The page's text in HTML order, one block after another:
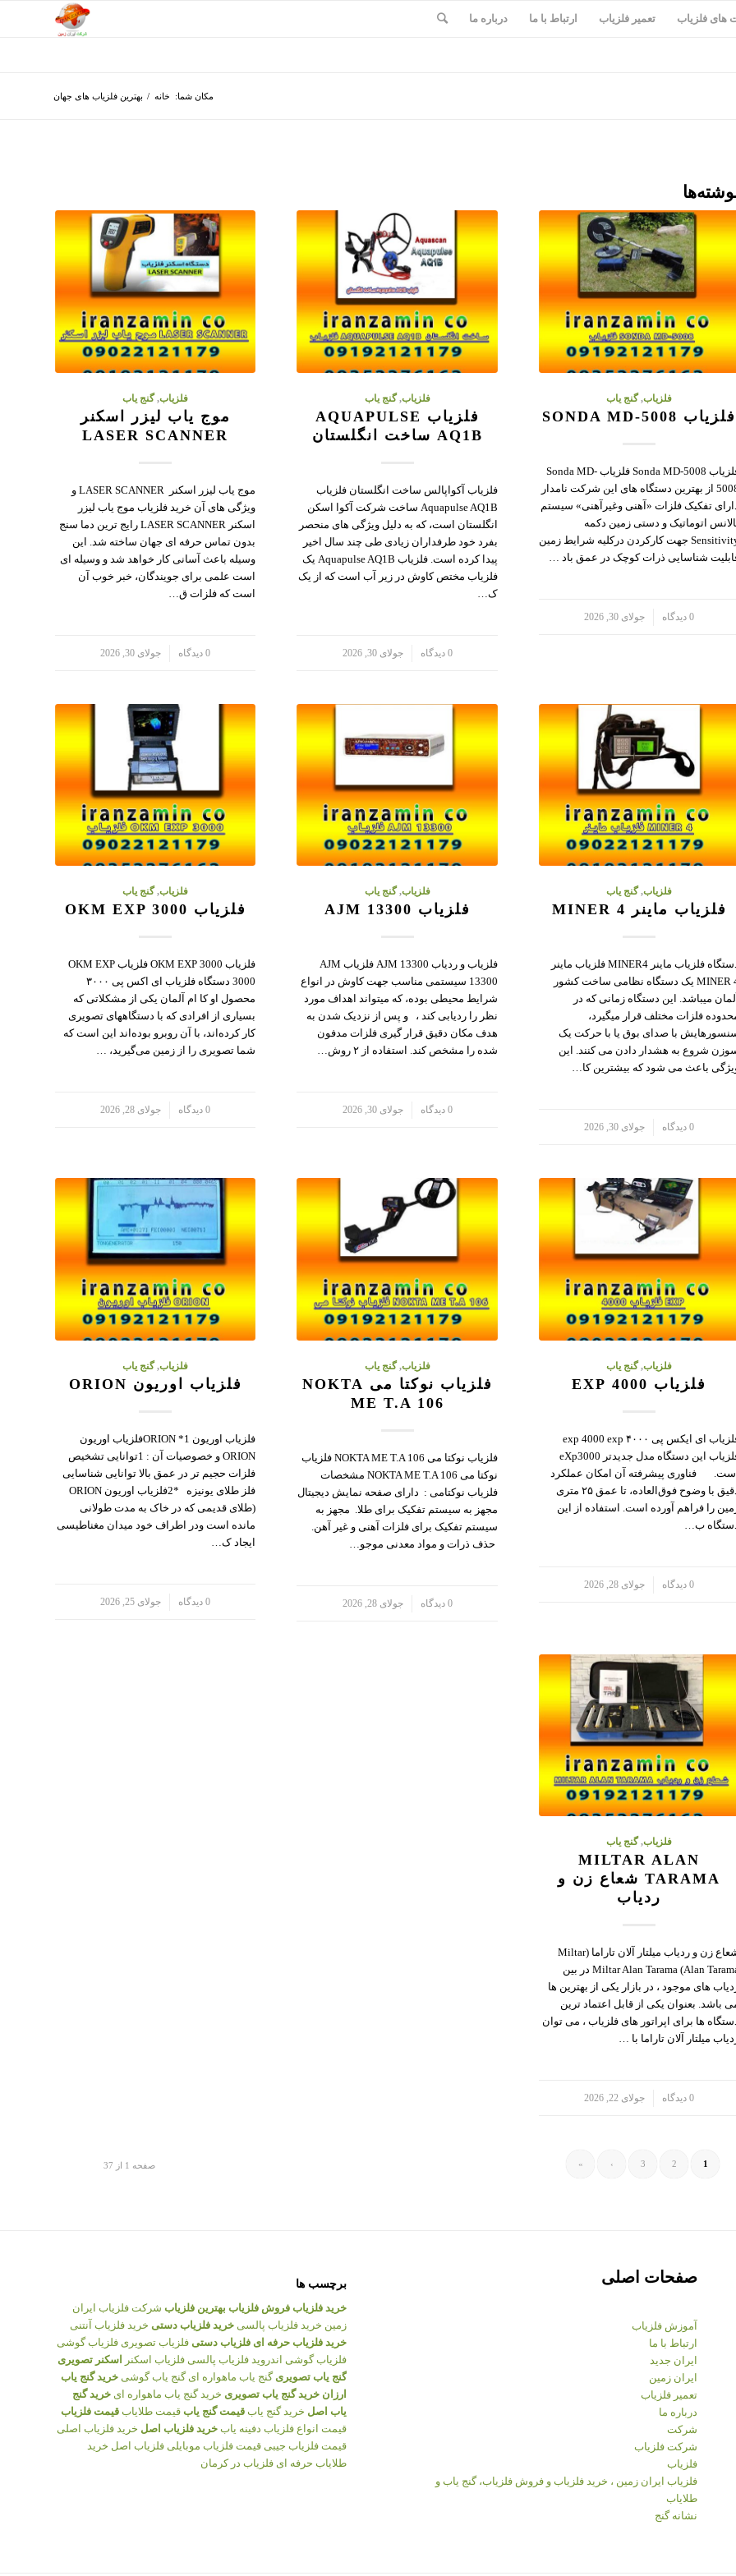
های فلزیاب تعمیر فلزیاب ارتباط با ما درباره ما
مکان شما: خانه / بهترین فلزیاب های جهان
فلزیاب,گنج یاب
فلزیاب SONDA MD-5008
فلزیاب Sonda MD-5008 فلزیاب Sonda MD-
5008 از بهترین دستگاه های این شرکت نامدار
تفکیک فلزات «آهنی وغیرآهنی» سیستم
اتوماتیک و دستی زمین دکمه
Sensitivity جهت کارکردن درکلیه شرایط زمین
شناسایی ذرات کوچک در عمق باد …
0 دیدگاه جولای 30, 2026
فلزیاب,گنج یاب
فلزیاب AQUAPULSE
AQ1B ساخت انگلستان
فلزیاب آکواپالس ساخت انگلستان فلزیاب
Aquapulse AQ1B ساخت شرکت آکوا اسکن
انگلستان است، که به دلیل ویژگی های منحصر
بفرد خود طرفداران زیادی طی چند سال اخیر
پیدا کرده است. فلزیاب Aquapulse AQ1B یک
فلزیاب مختص کاوش در زیر آب است که از یک
ک…
0 دیدگاه جولای 30, 2026
فلزیاب,گنج یاب
موج یاب لیزر اسکنر
LASER SCANNER
موج یاب لیزر اسکنر LASER SCANNER و
ویژگی های آن خرید فلزیاب موج یاب لیزر
اسکنر LASER SCANNER رایج ترین دما سنج
بدون تماس حرفه ای جهان ساخته شد. این
وسیله باعث آسانی کار خواهد شد و وسیله ای
است علمی برای جویندگان، خبر خوب آن
است که فلزات ق…
0 دیدگاه جولای 30, 2026
فلزیاب,گنج یاب
فلزیاب ماینر MINER 4
دستگاه فلزیاب ماینر MINER4 فلزیاب ماینر
MINER 4 یک دستگاه نظامی ساخت کشور
میباشد. این دستگاه زمانی که در
فلزات مختلف قرار میگیرد،
با صدای بوق یا با حرکت یک
شروع به هشدار دادن می کنند. این
باعث می شود که بیشترین کا…
0 دیدگاه جولای 30, 2026
فلزیاب,گنج یاب
فلزیاب AJM 13300
فلزیاب و ردیاب AJM 13300 فلزیاب AJM
13300 سیستمی مناسب جهت کاوش در انواع
شرایط محیطی بوده، که میتواند اهداف مورد
نظر را ردیابی کند ، و پس از نزدیک شدن به
هدف مکان دقیق قرار گیری فلزات مدفون
شده را مشخص کند. استفاده از ۲ روش…
0 دیدگاه جولای 30, 2026
فلزیاب,گنج یاب
فلزیاب OKM EXP 3000
فلزیاب OKM EXP 3000 فلزیاب OKM EXP
3000 دستگاه فلزیاب ای اکس پی ۳۰۰۰
محصول او کا ام آلمان یکی از مشکلاتی که
بسیاری از افرادی که با دستگاههای تصویری
کار کرده‌اند، با آن روبرو بوده‌اند این است که
شما تصویری را از زمین می‌گیرید، …
0 دیدگاه جولای 28, 2026
فلزیاب,گنج یاب
فلزیاب 4000 EXP
فلزیاب ای ایکس پی ۴۰۰۰ exp 4000 exp
فلزیاب این دستگاه مدل جدیدتر eXp3000
فناوری پیشرفته آن امکان عملکرد
دقیق با وضوح فوق‌العاده، تا عمق ۲۵ متری
را فراهم آورده است. استفاده از این
ب…
0 دیدگاه جولای 28, 2026
فلزیاب,گنج یاب
فلزیاب نوکتا می NOKTA
ME T.A 106
فلزیاب نوکتا می NOKTA ME T.A 106 فلزیاب
نوکتا می NOKTA ME T.A 106 مشخصات
فلزیاب نوکتامی : دارای صفحه نمایش دیجیتال
مجهز به سیستم تفکیک برای طلا. مجهز به
سیستم تفکیک برای فلزات آهنی و غیر آهن.
حذف ذرات و مواد معدنی موجو…
0 دیدگاه جولای 28, 2026
فلزیاب,گنج یاب
فلزیاب اوریون ORION
فلزیاب اوریون ORION *1فلزیاب اوریون
ORION و خصوصیات آن : 1توانایی تشخیص
فلزات حجیم تر در عمق بالا توانایی شناسایی
فلز طلای یونیزه *2فلزیاب اوریون ORION
(طلای قدیمی که در خاک به مدت طولانی
مانده است ودر اطراف خود میدان مغناطیسی
ایجاد ک…
0 دیدگاه جولای 25, 2026
فلزیاب,گنج یاب
MILTAR ALAN
TARAMA شعاع زن و
ردیاب
شعاع زن و ردیاب میلتار آلان تاراما (Miltar
Alan Tarama) Miltar Alan Tarama در بین
های موجود ، در بازار یکی از بهترین ها
باشد. بعنوان یکی از قابل اعتماد ترین
ها برای اپراتور های فلزیاب ، می توان
میلتار آلان تاراما با …
0 دیدگاه جولای 22, 2026
صفحه 1 از 37 1
2
3
›
»
صفحات اصلی
آموزش فلزیاب
ارتباط با ما
ایران جدید
ایران زمین
تعمیر فلزیاب
درباره ما
شرکت
شرکت فلزیاب
فلزیاب
فلزیاب ایران زمین ، خرید فلزیاب و فروش فلزیاب، گنج یاب و
طلایاب
نشانه گنج
برچسب ها
خرید فلزیاب فروش فلزیاب بهترین فلزیاب شرکت فلزیاب ایران
زمین خرید فلزیاب پالسی خرید فلزیاب دستی خرید فلزیاب آنتنی
خرید فلزیاب حرفه ای فلزیاب دستی فلزیاب تصویری فلزیاب گوشی
فلزیاب گوشی اندروید فلزیاب پالسی فلزیاب اسکنر
اسکنر تصویری
گنج یاب تصویری گنج یاب ماهواره ای گنج یاب گوشی خرید گنج یاب
ارزان خرید گنج یاب تصویری خرید گنج یاب ماهواره ای خرید گنج
یاب اصل خرید گنج یاب قیمت گنج یاب قیمت طلایاب قیمت فلزیاب
قیمت انواع فلزیاب دفینه یاب خرید فلزیاب اصل خرید فلزیاب اصلی
قیمت فلزیاب جیبی قیمت فلزیاب موبایلی فلزیاب اصل خرید
طلایاب حرفه ای فلزیاب در کرمان